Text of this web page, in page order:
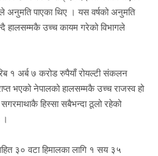
पाएका थिए । यस वर्षको अनुमति
हालसम्मकै उच्च कायम गरेको विभागले
१ अर्ब ७ करोड रुपैयाँ रोयल्टी संकलन
भएको नेपालको हालसम्मकै उच्च राजस्व हो
सगरमाथाकै हिस्सा सबैभन्दा ठूलो रहेको
३० वटा हिमालका लागि १ सय ३५